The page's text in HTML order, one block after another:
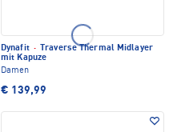
Dynafit ·
Traverse Thermal Midlayer
mit Kapuze
Damen
€ 139,99